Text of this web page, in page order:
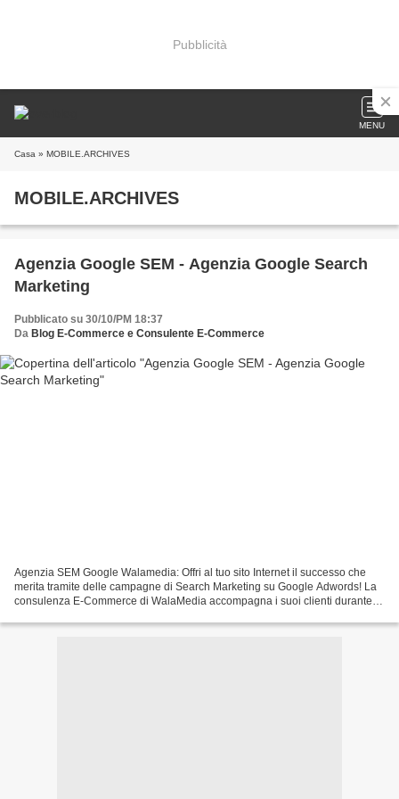
Pubblicità
MENU
Casa » MOBILE.ARCHIVES
MOBILE.ARCHIVES
Agenzia Google SEM - Agenzia Google Search
Marketing
Pubblicato su 30/10/PM 18:37
Da Blog E-Commerce e Consulente E-Commerce
Agenzia SEM Google Walamedia: Offri al tuo sito Internet il successo che
merita tramite delle campagne di Search Marketing su Google Adwords! La
consulenza E-Commerce di WalaMedia accompagna i suoi clienti durante il